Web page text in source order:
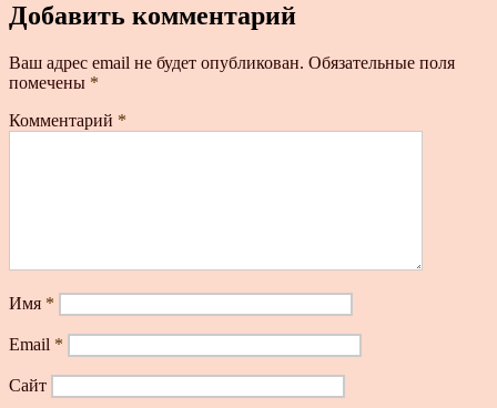
Добавить комментарий
Ваш адрес email не будет опубликован. Обязательные поля
помечены *
Комментарий *
Имя *
Email *
Сайт